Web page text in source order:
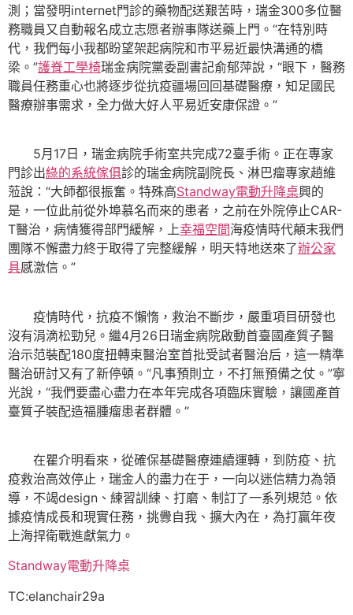
測；當發明internet門診的藥物配送艱苦時，瑞金300多位醫
務職員又自動報名成立志愿者辦事隊送藥上門。“在特別時
代，我們每小我都盼望架起病院和市平易近最快溝通的橋
梁。”護脊工學椅瑞金病院黨委副書記俞郁萍說，“眼下，醫務
職員任務重心也將逐步從抗疫疆場回回基礎醫療，知足國民
醫療辦事需求，全力做大好人平易近安康保證。”
5月17日，瑞金病院手術室共完成72臺手術。正在專家
門診出綠的系統傢俱診的瑞金病院副院長、淋巴瘤專家趙維
蒞說：“大師都很振奮。特殊高Standway電動升降桌興的
是，一位此前從外埠慕名而來的患者，之前在外院停止CAR-
T醫治，病情獲得部門緩解，上幸福空間海疫情時代顛末我們
團隊不懈盡力終于取得了完整緩解，明天特地送來了辦公家
具感激信。”
疫情時代，抗疫不懶惰，救治不斷步，嚴重項目研發也
沒有涓滴松勁兒。繼4月26日瑞金病院啟動首臺國產質子醫
治示范裝配180度扭轉束醫治室首批受試者醫治后，這一精準
醫治研討又有了新停頓。“凡事預則立，不打無預備之仗。”寧
光說，“我們要盡心盡力在本年完成各項臨床實驗，讓國產首
臺質子裝配造福腫瘤患者群體。”
在瞿介明看來，從確保基礎醫療連續運轉，到防疫、抗
疫救治高效停止，瑞金人的盡力在于，一向以迷信精力為領
導，不竭design、練習訓練、打磨、制訂了一系列規范。依
據疫情成長和現實任務，挑釁自我、擴大內在，為打贏年夜
上海捍衛戰進獻氣力。
Standway電動升降桌
TC:elanchair29a